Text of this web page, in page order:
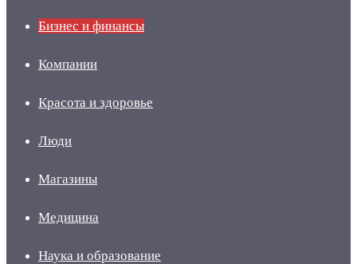
Бизнес и финансы
Компании
Красота и здоровье
Люди
Магазины
Медицина
Наука и образование